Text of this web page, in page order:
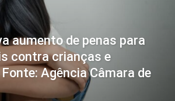
aumento de penas para
contra crianças e
Agência Câmara de